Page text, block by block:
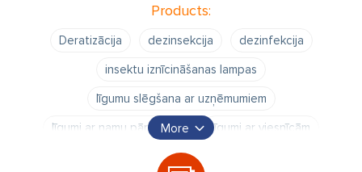
Products:
Deratizācija dezinsekcija
dezinfekcija
insektu iznīcināšanas lampas
līgumu slēgšana ar uzņēmumiem
līgumi ar namu pārvaldēm
līgumi ar viesnīcām
līgumi ar atpūtas centriem
More